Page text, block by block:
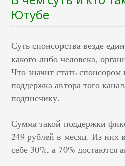
Ютубе
Суть спонсорства везде
какого-либо человека,
Что значит стать
поддержка автора того
подписчику.
Сумма такой поддержки
249 рублей в месяц. Из них
себе 30%, а 70% достаются